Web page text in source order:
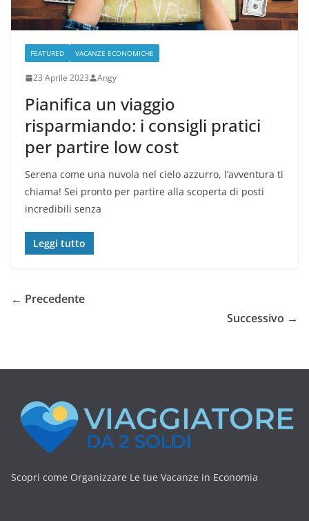
FEATURED VACANZE ECONOMICHE
23 Aprile 2023 Angy
Pianifica un viaggio
risparmiando: i consigli pratici
per partire low cost
Serena come una nuvola nel cielo azzurro, l’avventura ti
chiama! Sei pronto per partire alla scoperta di posti
incredibili senza
Leggi tutto
← Precedente
Successivo →
Scopri come Organizzare Le tue Vacanze in Economia